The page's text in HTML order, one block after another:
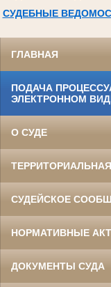
СУДЕБНЫЕ
ГЛАВНАЯ
ПОДАЧА
ЭЛЕКТРОННОМ
О СУДЕ
СУДЕЙСКОЕ
НОРМАТИВНЫЕ
ДОКУМЕНТЫ СУДА